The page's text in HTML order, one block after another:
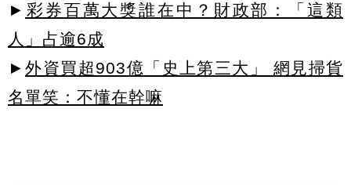
► 彩券百萬大獎誰在中？財政部：「這類
人」占逾6成
► 外資買超903億「史上第三大」 網見掃貨
名單笑：不懂在幹嘛